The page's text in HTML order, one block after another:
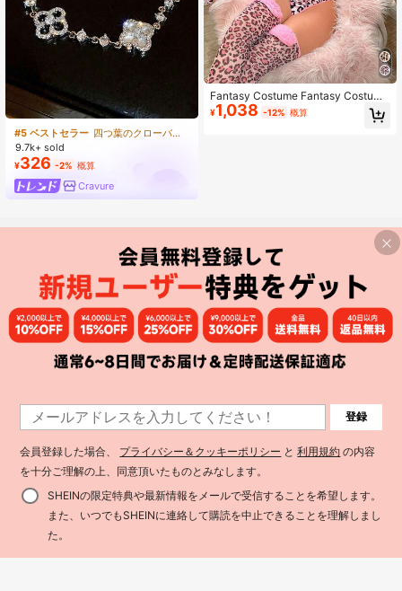
#5 ベストセラー
四つ葉のクローバー 女性のブレスレット
9.7k+ sold
¥326 -2% 概算
Cravure
Fantasy Costume Fantasy Costume
レオパード柄セクシージャンプスー
ツ 3点セット
¥1,038 -12% 概算
登録
会員登録した場合、 プライバシー＆クッキーポリシー と利用規約 の内容
を十分ご理解の上、同意頂いたものとみなします。
SHEINの限定特典や最新情報をメールで受信することを希望します。
また、いつでもSHEINに連絡して購読を中止できることを理解しまし
た。